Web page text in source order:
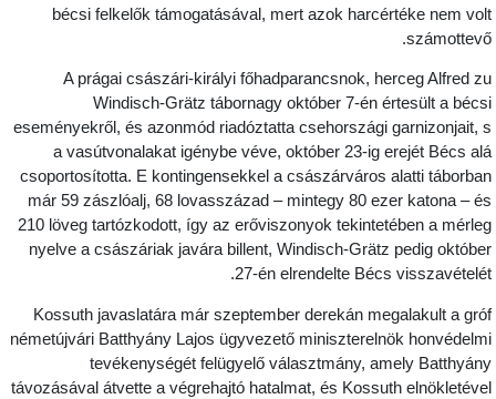
bécsi felkelők támogatásával, mert azok harcértéke nem
A prágai császári-királyi főhadparancsnok, herceg Alfred
Windisch-Grätz tábornagy október 7-én értesült a
eseményekről, és azonmód riadóztatta csehországi garnizonjait,
a vasútvonalakat igénybe véve, október 23-ig erejét Bécs
csoportosította. E kontingensekkel a császárváros alatti
már 59 zászlóalj, 68 lovasszázad – mintegy 80 ezer katona –
210 löveg tartózkodott, így az erőviszonyok tekintetében a
nyelve a császáriak javára billent, Windisch-Grätz pedig
27-én elrendelte Bécs
Kossuth javaslatára már szeptember derekán megalakult a
németújvári Batthyány Lajos ügyvezető miniszterelnök
tevékenységét felügyelő választmány, amely
távozásával átvette a végrehajtó hatalmat, és Kossuth